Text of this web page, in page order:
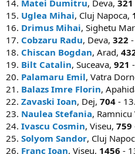
14. Matei Dumitru, Deva, 321
15. Uglea Mihai, Cluj Napoca,
16. Drimus Mihai, Sighetu
17. Cobzaru Radu, Deva, 322
18. Chiscan Bogdan, Arad,
19. Bilt Catalin, Suceava, 921
20. Palamaru Emil, Vatra
21. Balazs Imre Florin,
22. Zavaski Ioan, Dej, 704 -
23. Naulea Stefania, Ramnicu
24. Ivascu Cosmin, Viseu, 759
25. Solyom Sandor, Cluj
26. Franc Ioan, Viseu, 1456 -